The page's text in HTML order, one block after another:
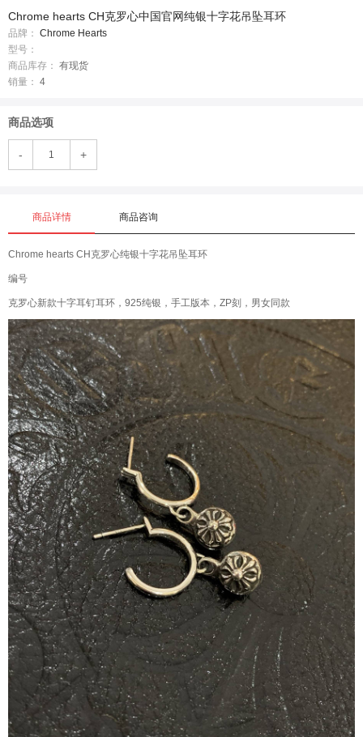
Chrome hearts CH克罗心中国官网纯银十字花吊坠耳环
品牌： Chrome Hearts
型号：
商品库存： 有现货
销量： 4
商品选项
- +
商品详情 商品咨询
Chrome hearts CH克罗心纯银十字花吊坠耳环
编号
克罗心新款十字耳钉耳环，925纯银，手工版本，ZP刻，男女同款